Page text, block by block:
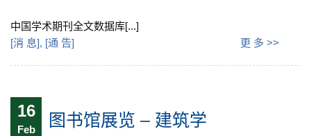
中国学术期刊全文数据库[...]
[消 息], [通 告] 更 多 >>
16
Feb 图书馆展览 – 建筑学